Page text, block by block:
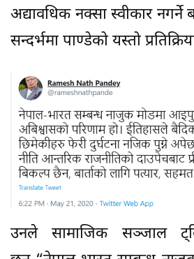
अद्यावधिक नक्सा स्वीकार नगर्ने
सन्दर्भमा पाण्डेको यस्तो
उनले सामाजिक सञ्जाल